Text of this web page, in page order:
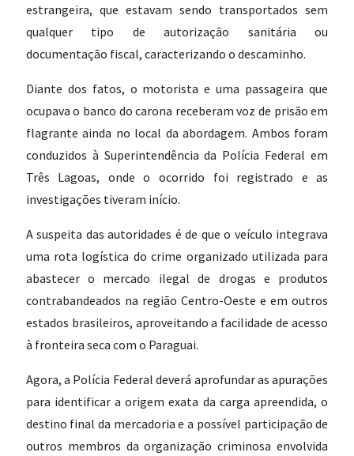
estrangeira, que estavam sendo transportados sem
qualquer tipo de autorização sanitária ou
documentação fiscal, caracterizando o descaminho.
Diante dos fatos, o motorista e uma passageira que
ocupava o banco do carona receberam voz de prisão em
flagrante ainda no local da abordagem. Ambos foram
conduzidos à Superintendência da Polícia Federal em
Três Lagoas, onde o ocorrido foi registrado e as
investigações tiveram início.
A suspeita das autoridades é de que o veículo integrava
uma rota logística do crime organizado utilizada para
abastecer o mercado ilegal de drogas e produtos
contrabandeados na região Centro-Oeste e em outros
estados brasileiros, aproveitando a facilidade de acesso
à fronteira seca com o Paraguai.
Agora, a Polícia Federal deverá aprofundar as apurações
para identificar a origem exata da carga apreendida, o
destino final da mercadoria e a possível participação de
outros membros da organização criminosa envolvida